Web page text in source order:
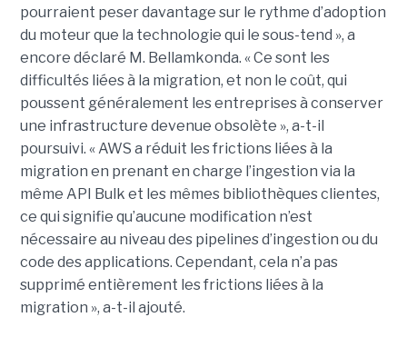
pourraient peser davantage sur le rythme d’adoption
du moteur que la technologie qui le sous-tend », a
encore déclaré M. Bellamkonda. « Ce sont les
difficultés liées à la migration, et non le coût, qui
poussent généralement les entreprises à conserver
une infrastructure devenue obsolète », a-t-il
poursuivi. « AWS a réduit les frictions liées à la
migration en prenant en charge l’ingestion via la
même API Bulk et les mêmes bibliothèques clientes,
ce qui signifie qu’aucune modification n’est
nécessaire au niveau des pipelines d’ingestion ou du
code des applications. Cependant, cela n’a pas
supprimé entièrement les frictions liées à la
migration », a-t-il ajouté.